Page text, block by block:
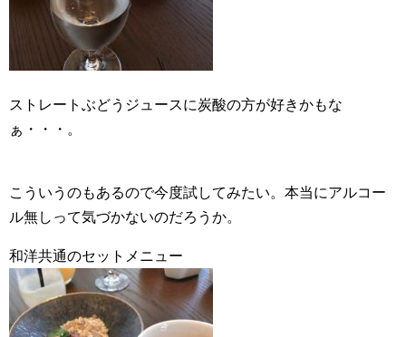
ストレートぶどうジュースに炭酸の方が好きかもな
ぁ・・・。
こういうのもあるので今度試してみたい。本当にアルコー
ル無しって気づかないのだろうか。
和洋共通のセットメニュー